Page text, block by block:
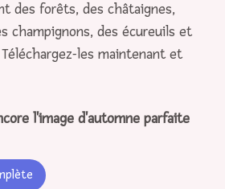
des forêts, des châtaignes,
champignons, des écureuils et
les maintenant et
l'image d'automne parfaite